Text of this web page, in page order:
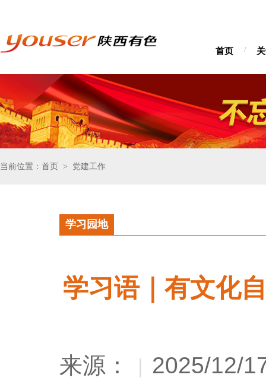
首页 /
当前位置：首页 > 党建工作
学习园地
学习语｜有文化
来源： | 2025/12/